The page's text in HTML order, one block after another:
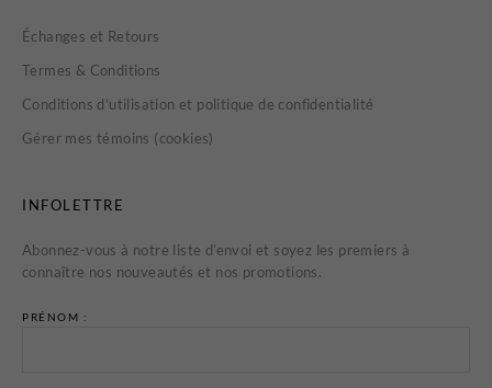
Échanges et Retours
Termes & Conditions
Conditions d’utilisation et politique de confidentialité
Gérer mes témoins (cookies)
INFOLETTRE
Abonnez-vous à notre liste d’envoi et soyez les premiers à
connaître nos nouveautés et nos promotions.
PRÉNOM :